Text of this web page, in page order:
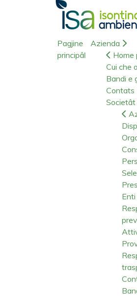
Pagjine
principâl
Azienda
Home
Cui che
Bandi e
Contats